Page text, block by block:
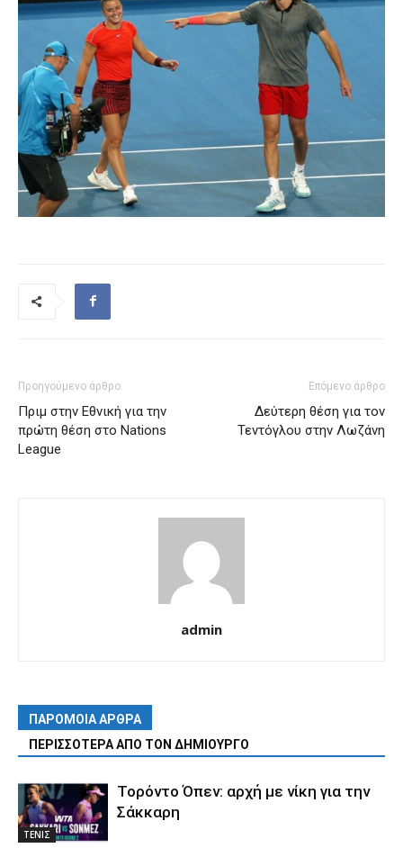
Προηγούμενο άρθρο
Πριμ στην Εθνική για την
πρώτη θέση στο Nations
League
Επόμενο άρθρο
Δεύτερη θέση για τον
Τεντόγλου στην Λωζάνη
admin
ΠΑΡΟΜΟΙΑ ΑΡΘΡΑ
ΠΕΡΙΣΣΟΤΕΡΑ ΑΠΟ ΤΟΝ ΔΗΜΙΟΥΡΓΟ
ΤΕΝΙΣ
Τορόντο Όπεν: αρχή με νίκη για την
Σάκκαρη